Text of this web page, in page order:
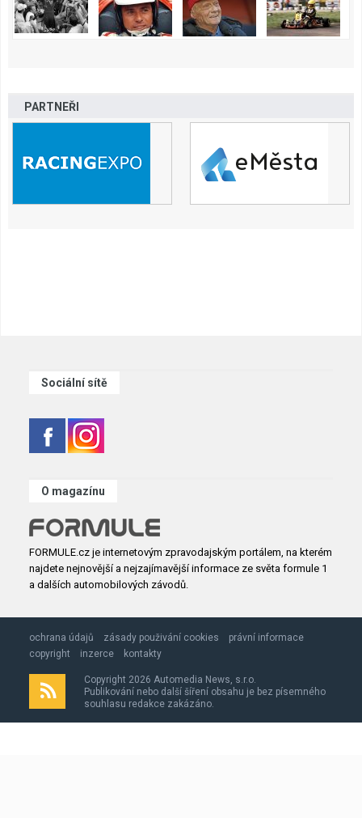
PARTNEŘI
Sociální sítě
O magazínu
FORMULE.cz je internetovým zpravodajským portálem, na kterém
najdete nejnovější a nejzajímavější informace ze světa formule 1
a dalších automobilových závodů.
ochrana údajů zásady použivání cookies
právní informace
copyright
inzerce kontakty
Copyright 2026 Automedia News, s.r.o.
Publikování nebo další šíření obsahu je bez písemného
souhlasu redakce zakázáno.